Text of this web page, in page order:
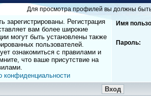
Для просмотра профилей вы должны
Регистрация
вам более широкие
могут быть установлены также
пользователей.
ознакомиться с правилами и
что ваше присутствие на
конфиденциальности
Имя
Пароль: